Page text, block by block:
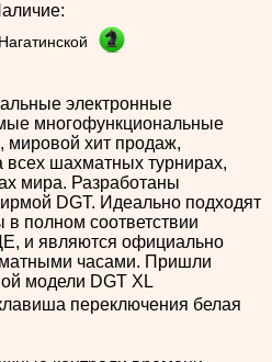
электронные
многофункциональные
мировой хит продаж,
всех шахматных турнирах,
мира. Разработаны
DGT. Идеально подходят
полном соответствии
и являются официально
часами. Пришли
модели DGT XL
переключения белая